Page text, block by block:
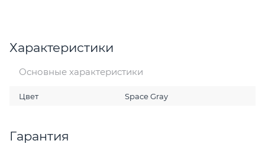
Характеристики
Основные характеристики
Цвет Space Gray
Гарантия